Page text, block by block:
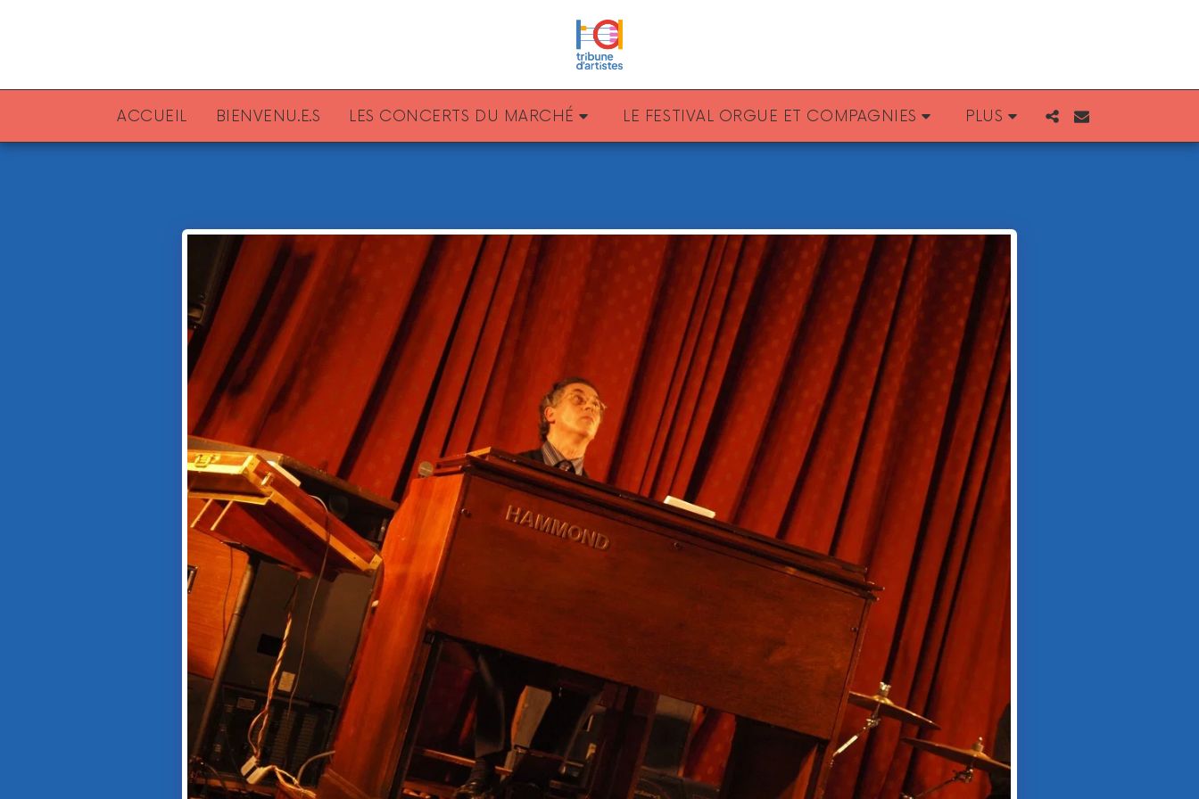
ACCUEIL BIENVENU.E.S LES CONCERTS DU MARCHÉ LE FESTIVAL ORGUE ET COMPAGNIES PLUS